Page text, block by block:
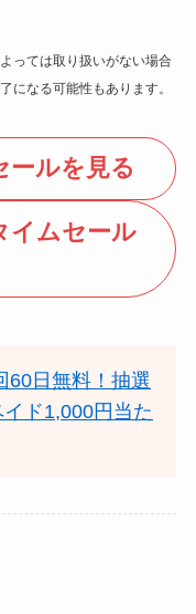
っては取り扱いがない場合
になる可能性もあります。
ールを見る
イムセール
60日無料！抽選
ド1,000円当た